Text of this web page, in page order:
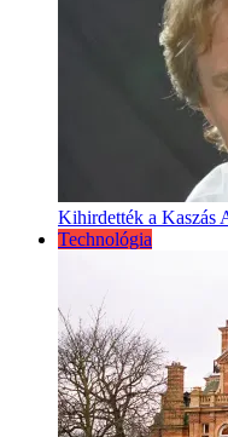
Kihirdették a Kaszás
Technológia